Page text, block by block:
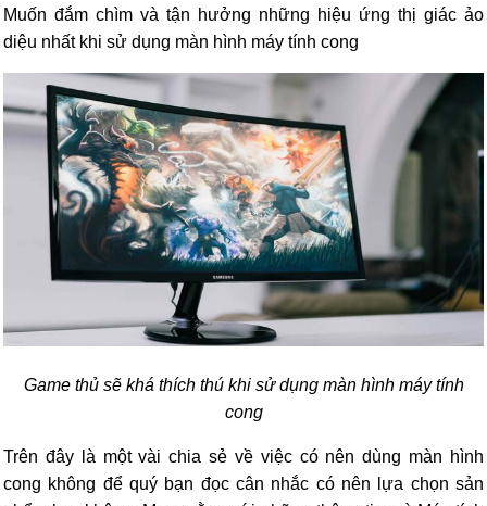
Muốn đắm chìm và tận hưởng những hiệu ứng thị giác ảo
diệu nhất khi sử dụng màn hình máy tính cong
Game thủ sẽ khá thích thú khi sử dụng màn hình máy tính
cong
Trên đây là một vài chia sẻ về việc có nên dùng màn hình
cong không để quý bạn đọc cân nhắc có nên lựa chọn sản